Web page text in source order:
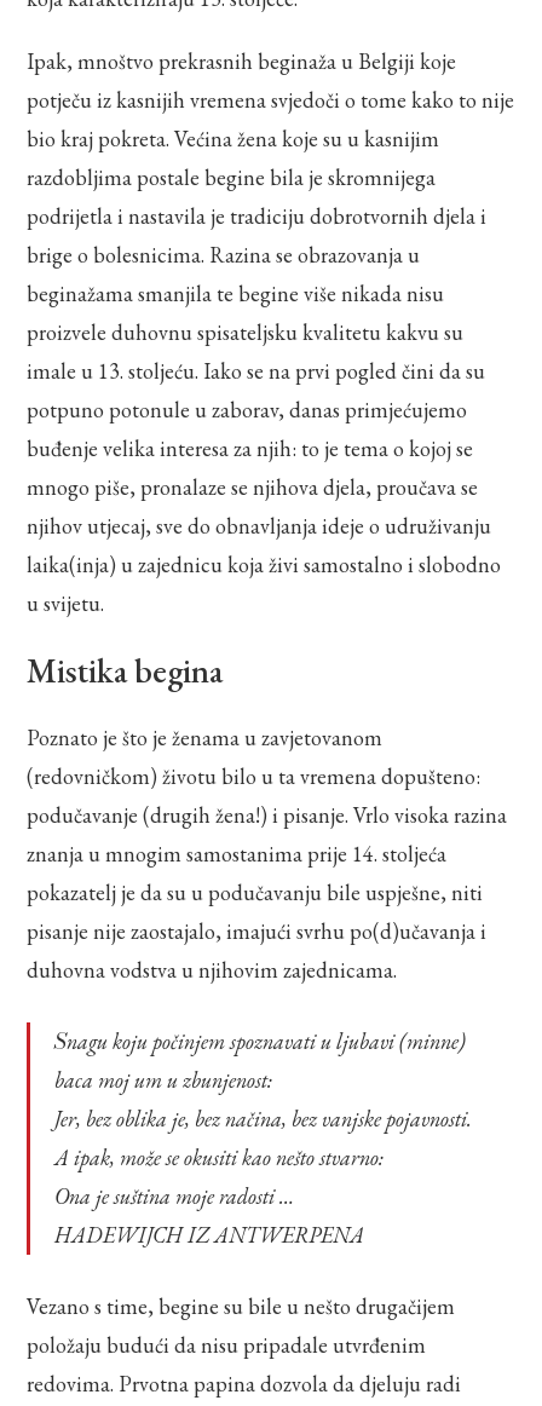
Ipak, mnoštvo prekrasnih beginaža u Belgiji koje
potječu iz kasnijih vremena svjedoči o tome kako to nije
bio kraj pokreta. Većina žena koje su u kasnijim
razdobljima postale begine bila je skromnijega
podrijetla i nastavila je tradiciju dobrotvornih djela i
brige o bolesnicima. Razina se obrazovanja u
beginažama smanjila te begine više nikada nisu
proizvele duhovnu spisateljsku kvalitetu kakvu su
imale u 13. stoljeću. Iako se na prvi pogled čini da su
potpuno potonule u zaborav, danas primjećujemo
buđenje velika interesa za njih: to je tema o kojoj se
mnogo piše, pronalaze se njihova djela, proučava se
njihov utjecaj, sve do obnavljanja ideje o udruživanju
laika(inja) u zajednicu koja živi samostalno i slobodno
u svijetu.
Mistika begina
Poznato je što je ženama u zavjetovanom
(redovničkom) životu bilo u ta vremena dopušteno:
podučavanje (drugih žena!) i pisanje. Vrlo visoka razina
znanja u mnogim samostanima prije 14. stoljeća
pokazatelj je da su u podučavanju bile uspješne, niti
pisanje nije zaostajalo, imajući svrhu po(d)učavanja i
duhovna vodstva u njihovim zajednicama.
Snagu koju počinjem spoznavati u ljubavi (minne)
baca moj um u zbunjenost:
Jer, bez oblika je, bez načina, bez vanjske pojavnosti.
A ipak, može se okusiti kao nešto stvarno:
Ona je suština moje radosti …
HADEWIJCH IZ ANTWERPENA
Vezano s time, begine su bile u nešto drugačijem
položaju budući da nisu pripadale utvrđenim
redovima. Prvotna papina dozvola da djeluju radi